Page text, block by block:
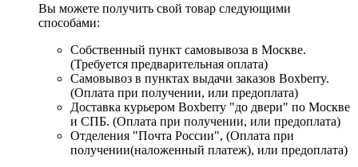
Вы можете получить свой товар следующими
способами:
Собственный пункт самовывоза в Москве.
(Требуется предварительная оплата)
Самовывоз в пунктах выдачи заказов Boxberry.
(Оплата при получении, или предоплата)
Доставка курьером Boxberry "до двери" по Москве
и СПБ. (Оплата при получении, или предоплата)
Отделения "Почта России", (Оплата при
получении(наложенный платеж), или предоплата)